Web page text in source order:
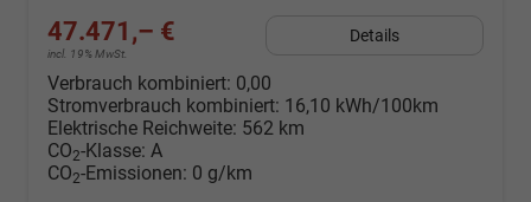
47.471,– €
incl. 19% MwSt.
Details
Verbrauch kombiniert: 0,00
Stromverbrauch kombiniert: 16,10 kWh/100km
Elektrische Reichweite: 562 km
CO2-Klasse: A
CO2-Emissionen: 0 g/km